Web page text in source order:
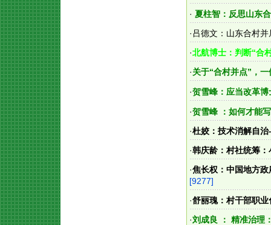
· 夏柱智：反思山东
· 吕德文：山东合村
·北航博士：判断“合
·关于“合村并点”，
·贺雪峰：应当改革
·贺雪峰 ：如何才能
·杜姣：技术消解自
·韩庆龄：村社统筹
·焦长权：中国地方
[9277]
·舒丽瑰：村干部职
·刘成良 ： 精准治理